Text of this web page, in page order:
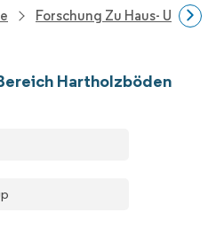
Forschung Zu Haus- Und
Hartholzböden